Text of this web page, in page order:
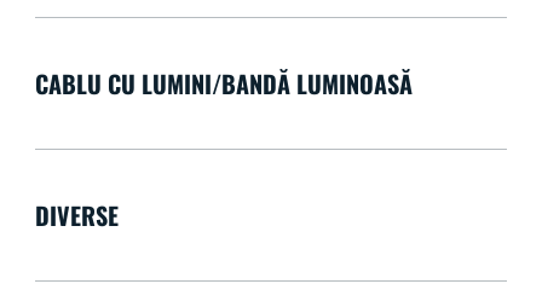
CABLU CU LUMINI/BANDĂ LUMINOASĂ
DIVERSE